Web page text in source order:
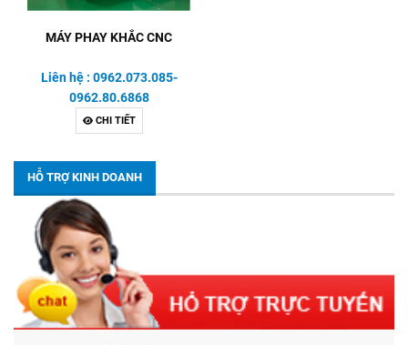
HỖ TRỢ KINH DOANH
MÁY PHAY KHẮC CNC
Liên hệ : 0962.073.085-
0962.80.6868
CHI TIẾT